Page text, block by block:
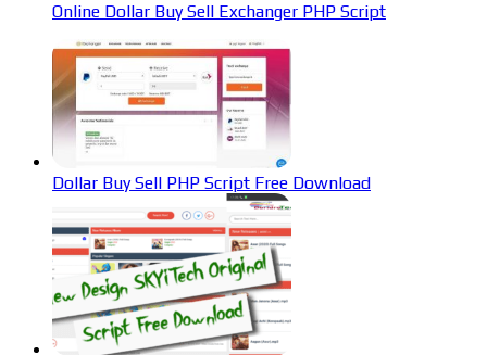
Online Dollar Buy Sell Exchanger PHP Script
Dollar Buy Sell PHP Script Free Download